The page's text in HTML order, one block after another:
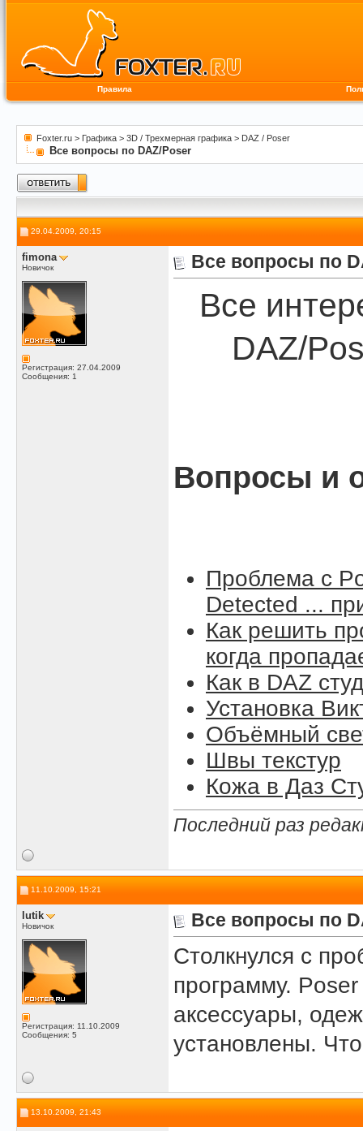
Правила
Foxter.ru > Графика > 3D / Трехмерная графика > DAZ / Poser
Все вопросы по DAZ/Poser
29.04.2009, 20:15
fimona
Новичок
Регистрация: 27.04.2009
Сообщения: 1
Все вопросы по
Все
DAZ/
Вопросы и
Проблема с
Detected ...
Как решить
когда
Как в DAZ
Установка
Объёмный
Швы текстур
Кожа в Даз
Последний раз
11.10.2009, 15:21
lutik
Новичок
Регистрация: 11.10.2009
Сообщения: 5
Все вопросы по
Столкнулся с
программу.
аксессуары,
установлены.
13.10.2009, 21:43